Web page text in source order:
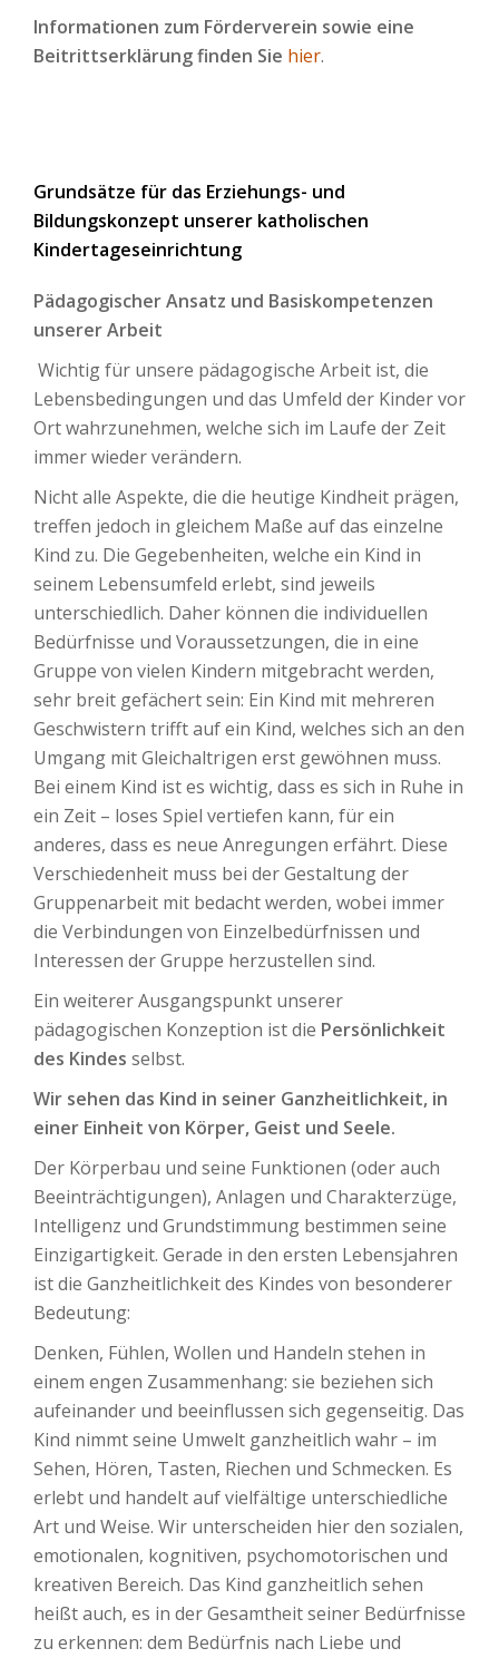
Informationen zum Förderverein sowie eine
Beitrittserklärung finden Sie hier.
Grundsätze für das Erziehungs- und
Bildungskonzept unserer katholischen
Kindertageseinrichtung
Pädagogischer Ansatz und Basiskompetenzen
unserer Arbeit
Wichtig für unsere pädagogische Arbeit ist, die
Lebensbedingungen und das Umfeld der Kinder vor
Ort wahrzunehmen, welche sich im Laufe der Zeit
immer wieder verändern.
Nicht alle Aspekte, die die heutige Kindheit prägen,
treffen jedoch in gleichem Maße auf das einzelne
Kind zu. Die Gegebenheiten, welche ein Kind in
seinem Lebensumfeld erlebt, sind jeweils
unterschiedlich. Daher können die individuellen
Bedürfnisse und Voraussetzungen, die in eine
Gruppe von vielen Kindern mitgebracht werden,
sehr breit gefächert sein: Ein Kind mit mehreren
Geschwistern trifft auf ein Kind, welches sich an den
Umgang mit Gleichaltrigen erst gewöhnen muss.
Bei einem Kind ist es wichtig, dass es sich in Ruhe in
ein Zeit – loses Spiel vertiefen kann, für ein
anderes, dass es neue Anregungen erfährt. Diese
Verschiedenheit muss bei der Gestaltung der
Gruppenarbeit mit bedacht werden, wobei immer
die Verbindungen von Einzelbedürfnissen und
Interessen der Gruppe herzustellen sind.
Ein weiterer Ausgangspunkt unserer
pädagogischen Konzeption ist die Persönlichkeit
des Kindes selbst.
Wir sehen das Kind in seiner Ganzheitlichkeit, in
einer Einheit von Körper, Geist und Seele.
Der Körperbau und seine Funktionen (oder auch
Beeinträchtigungen), Anlagen und Charakterzüge,
Intelligenz und Grundstimmung bestimmen seine
Einzigartigkeit. Gerade in den ersten Lebensjahren
ist die Ganzheitlichkeit des Kindes von besonderer
Bedeutung:
Denken, Fühlen, Wollen und Handeln stehen in
einem engen Zusammenhang: sie beziehen sich
aufeinander und beeinflussen sich gegenseitig. Das
Kind nimmt seine Umwelt ganzheitlich wahr – im
Sehen, Hören, Tasten, Riechen und Schmecken. Es
erlebt und handelt auf vielfältige unterschiedliche
Art und Weise. Wir unterscheiden hier den sozialen,
emotionalen, kognitiven, psychomotorischen und
kreativen Bereich. Das Kind ganzheitlich sehen
heißt auch, es in der Gesamtheit seiner Bedürfnisse
zu erkennen: dem Bedürfnis nach Liebe und